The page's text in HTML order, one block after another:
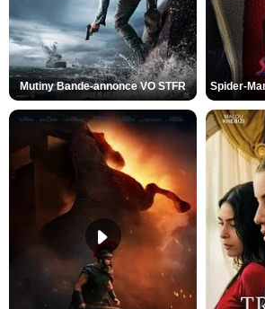
Mutiny Bande-annonce VO STFR